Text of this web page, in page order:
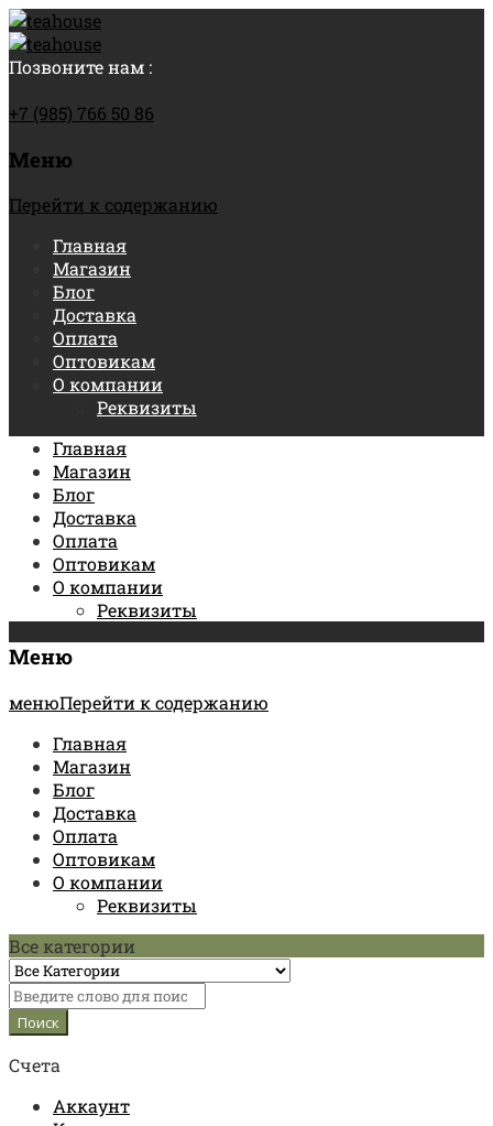
Позвоните нам :
+7 (985) 766 50 86
Меню
Перейти к содержанию
Главная
Магазин
Блог
Доставка
Оплата
Оптовикам
О компании
Реквизиты
Главная
Магазин
Блог
Доставка
Оплата
Оптовикам
О компании
Реквизиты
Меню
менюПерейти к содержанию
Главная
Магазин
Блог
Доставка
Оплата
Оптовикам
О компании
Реквизиты
Все категории
Счета
Аккаунт